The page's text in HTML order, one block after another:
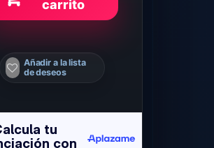
carrito
Añadir a la lista
de deseos